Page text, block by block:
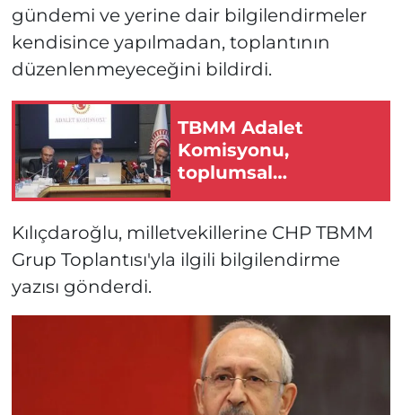
gündemi ve yerine dair bilgilendirmeler
kendisince yapılmadan, toplantının
düzenlenmeyeceğini bildirdi.
TBMM Adalet
Komisyonu,
toplumsal
Kılıçdaroğlu, milletvekillerine CHP TBMM
Grup Toplantısı'yla ilgili bilgilendirme
yazısı gönderdi.